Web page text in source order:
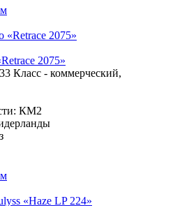
2075»
33 Класс - коммерческий,
КМ2